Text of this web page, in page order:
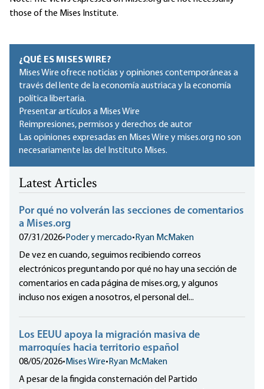
those of the Mises Institute.
¿QUÉ ES MISES WIRE?
Mises Wire ofrece noticias y opiniones contemporáneas a
través del lente de la economía austriaca y la economía
política libertaria.
Presentar artículos a Mises Wire
Reimpresiones, permisos y derechos de autor
Las opiniones expresadas en Mises Wire y mises.org no son
necesariamente las del Instituto Mises.
Latest Articles
Por qué no volverán las secciones de comentarios
a Mises.org
07/31/2026• Poder y mercado• Ryan McMaken
De vez en cuando, seguimos recibiendo correos
electrónicos preguntando por qué no hay una sección de
comentarios en cada página de mises.org, y algunos
incluso nos exigen a nosotros, el personal del...
Los EEUU apoya la migración masiva de
marroquíes hacia territorio español
08/05/2026• Mises Wire• Ryan McMaken
A pesar de la fingida consternación del Partido